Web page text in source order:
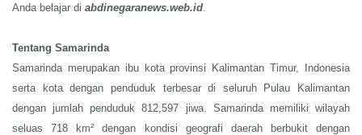
Anda belajar di abdinegaranews.web.id.
Tentang Samarinda
Samarinda merupakan ibu kota provinsi Kalimantan Timur, Indonesia
serta kota dengan penduduk terbesar di seluruh Pulau Kalimantan
dengan jumlah penduduk 812,597 jiwa. Samarinda memiliki wilayah
seluas 718 km² dengan kondisi geografi daerah berbukit dengan